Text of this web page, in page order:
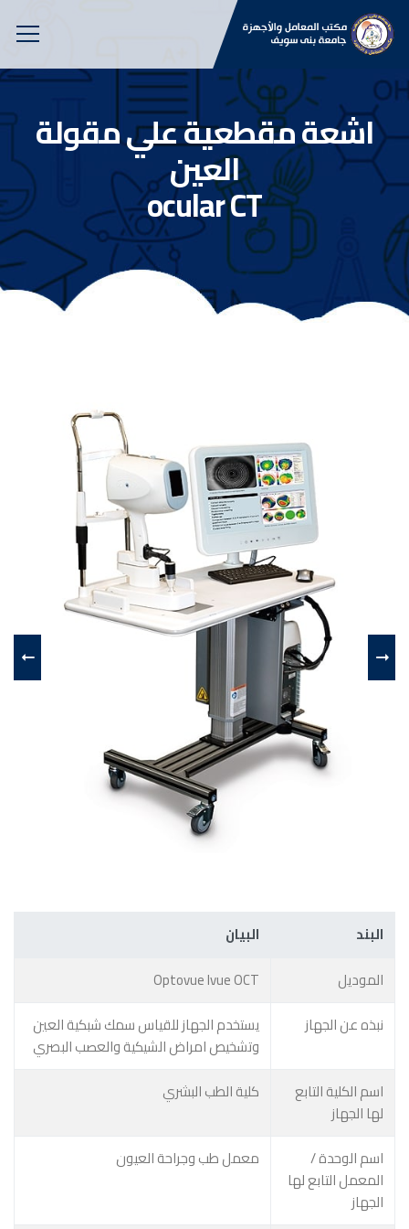
اشعة مقطعية علي مقولة
العين
ocular CT
البند
البيان
الموديل
Optovue Ivue OCT
نبذه عن الجهاز
يستخدم الجهاز للقياس سمك شبكية العين
وتشخيص امراض الشيكية والعصب البصري
اسم الكلية التابع
لها الجهاز
كلية الطب البشري
اسم الوحدة /
المعمل التابع لها
الجهاز
معمل طب وجراحة العيون